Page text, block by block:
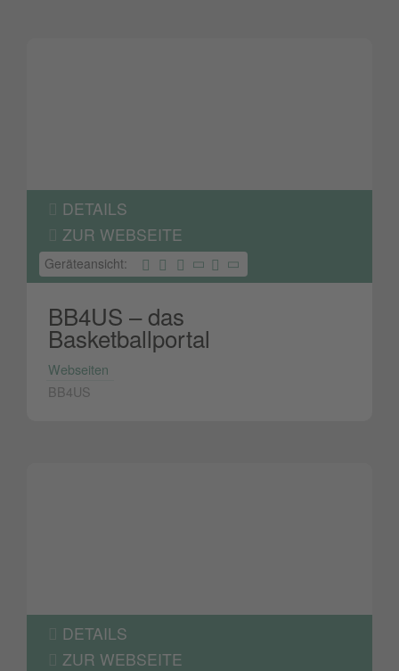
DETAILS
ZUR WEBSEITE
Geräteansicht:
BB4US – das
Basketballportal
Webseiten
BB4US
DETAILS
ZUR WEBSEITE